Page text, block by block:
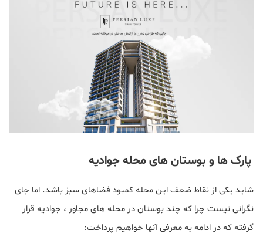
پارک ها و بوستان های محله جوادیه
شاید یکی از نقاط ضعف این محله کمبود فضاهای سبز باشد. اما جای
نگرانی نیست چرا که چند بوستان در محله های مجاور ، جوادیه قرار
گرفته که در ادامه به معرفی آنها خواهیم پرداخت: